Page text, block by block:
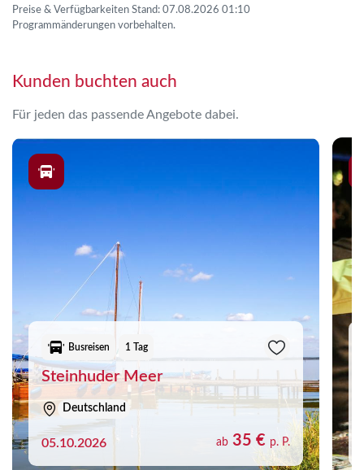
Preise & Verfügbarkeiten Stand: 07.08.2026 01:10
Programmänderungen vorbehalten.
Kunden buchten auch
Für jeden das passende Angebote dabei.
Busreisen 1 Tag
Steinhuder Meer
Deutschland
05.10.2026 ab 35 € p. P.